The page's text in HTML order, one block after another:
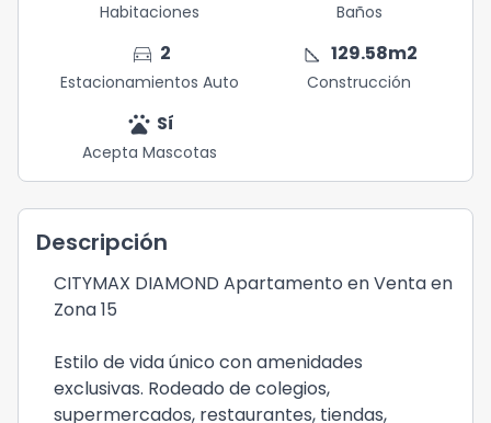
Habitaciones Baños
directions_car 2
Estacionamientos Auto
square_foot 129.58m2
Construcción
pets Sí
Acepta Mascotas
Descripción
CITYMAX DIAMOND Apartamento en Venta en
Zona 15
Estilo de vida único con amenidades
exclusivas. Rodeado de colegios,
supermercados, restaurantes, tiendas,